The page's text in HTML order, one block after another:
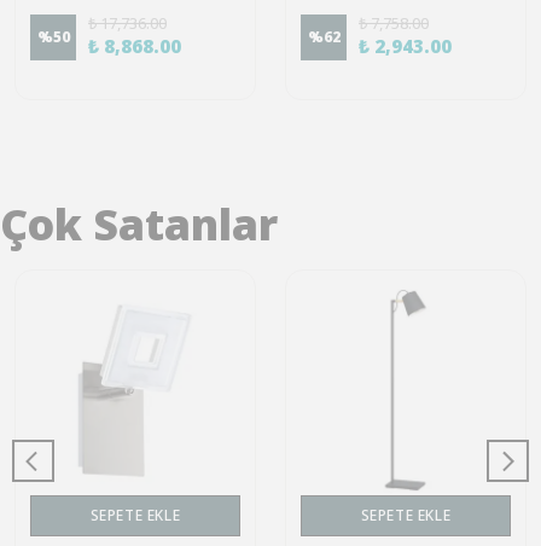
%50
₺ 17,736.00
₺ 8,868.00 %62
₺ 7,758.00
₺ 2,943.00
Çok Satanlar
SEPETE EKLE SEPETE EKLE